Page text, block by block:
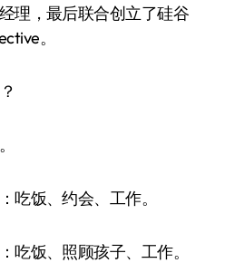
理，最后联合创立了硅谷
。
吃饭、约会、工作。
吃饭、照顾孩子、工作。